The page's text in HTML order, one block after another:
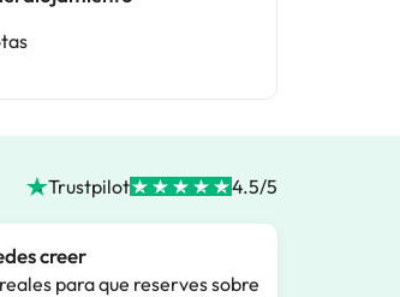
Trustpilot 4.5/5
creer
para que reserves sobre